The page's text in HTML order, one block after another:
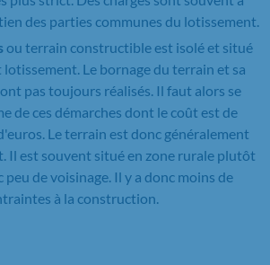
des parties communes du lotissement.
ou terrain constructible est isolé et situé
Le bornage du terrain et sa
pas toujours réalisés. Il faut alors se
de ces démarches dont le coût est de
Le terrain est donc généralement
Il est souvent situé en zone rurale plutôt
de voisinage. Il y a donc moins de
à la construction.